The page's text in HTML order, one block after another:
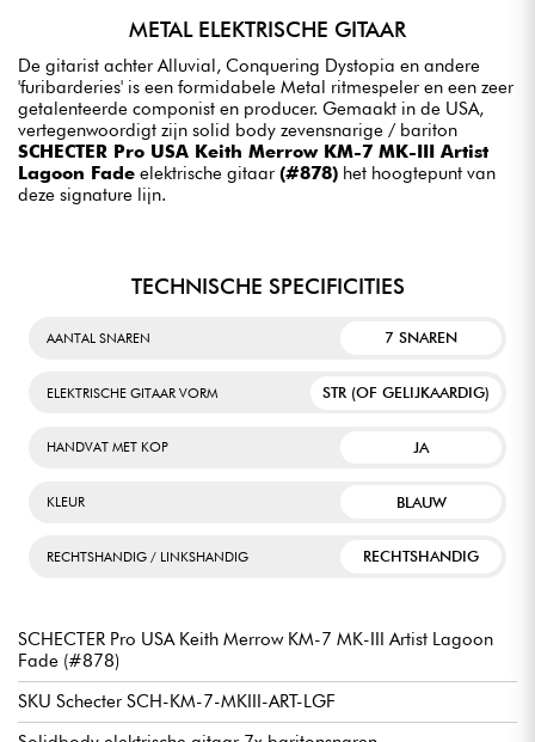
METAL ELEKTRISCHE GITAAR
De gitarist achter Alluvial, Conquering Dystopia en andere
'furibarderies' is een formidabele Metal ritmespeler en een zeer
getalenteerde componist en producer. Gemaakt in de USA,
vertegenwoordigt zijn solid body zevensnarige / bariton
SCHECTER Pro USA Keith Merrow KM-7 MK-III Artist
Lagoon Fade elektrische gitaar (#878) het hoogtepunt van
deze signature lijn.
TECHNISCHE SPECIFICITIES
AANTAL SNAREN 7 SNAREN
ELEKTRISCHE GITAAR VORM STR (OF GELIJKAARDIG)
HANDVAT MET KOP JA
KLEUR BLAUW
RECHTSHANDIG / LINKSHANDIG RECHTSHANDIG
SCHECTER Pro USA Keith Merrow KM-7 MK-III Artist Lagoon
Fade (#878)
SKU Schecter SCH-KM-7-MKIII-ART-LGF